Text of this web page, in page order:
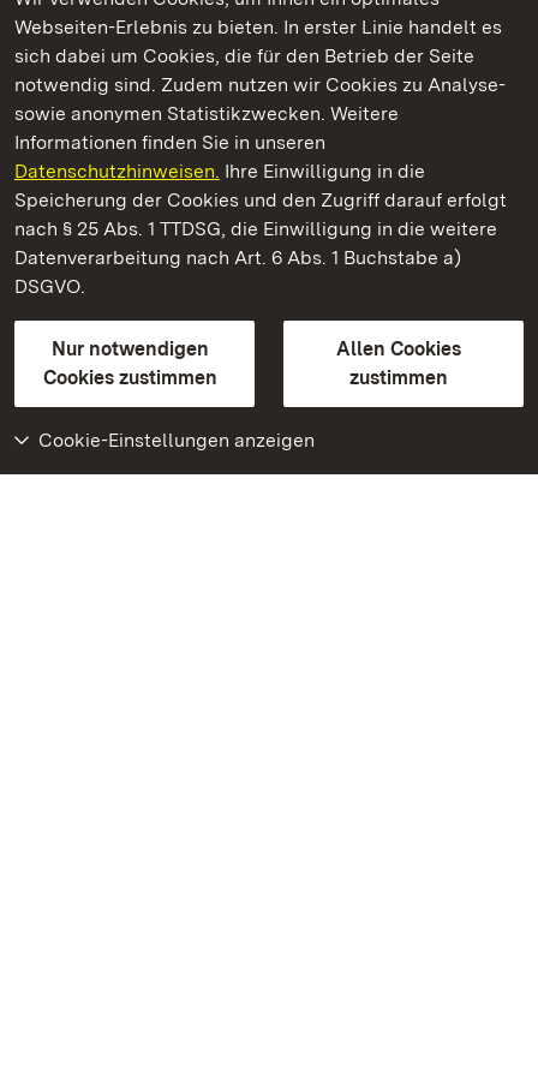
Webseiten-Erlebnis zu bieten. In erster Linie handelt es
sich dabei um Cookies, die für den Betrieb der Seite
notwendig sind. Zudem nutzen wir Cookies zu Analyse-
sowie anonymen Statistikzwecken. Weitere
Informationen finden Sie in unseren
Datenschutzhinweisen. Ihre Einwilligung in die
Speicherung der Cookies und den Zugriff darauf erfolgt
nach § 25 Abs. 1 TTDSG, die Einwilligung in die weitere
Datenverarbeitung nach Art. 6 Abs. 1 Buchstabe a)
DSGVO.
Nur notwendigen
Cookies zustimmen
Allen Cookies
zustimmen
Cookie-Einstellungen anzeigen
Kommen. Staunen. Genießen.
Kloster Ochsenhausen
Staatliche Schlösser und Gärten Baden-Württemberg
Kontakt
GebärdenspracheLeichte Sprache
Erklärung zur Barrierefreiheit
BITV-konform (geprüfte Seiten)
Weiteres